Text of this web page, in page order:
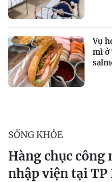
Vụ
mì ở
SỐNG KHỎE
Hàng chục công
nhập viện tại TP